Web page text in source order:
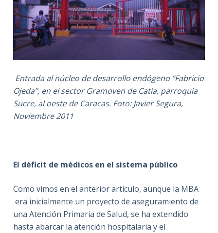
Entrada al núcleo de desarrollo endógeno “Fabricio
Ojeda”, en el sector Gramoven de Catia, parroquia
Sucre, al oeste de Caracas.Foto: Javier Segura,
Noviembre 2011
El déficit de médicos en el sistema público
Como vimos en el anterior artículo, aunque la MBA
era inicialmente un proyecto de aseguramiento de
una Atención Primaria de Salud, se ha extendido
hasta abarcar la atención hospitalaria y el